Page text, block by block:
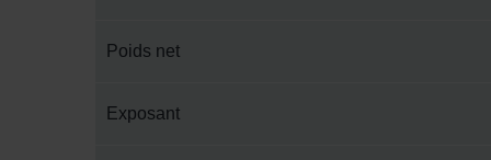
Poids net
Exposant